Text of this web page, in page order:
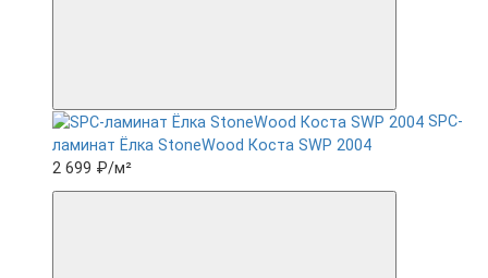
SPC-
ламинат Ëлка StoneWood Коста SWP 2004
2 699 ₽/м²